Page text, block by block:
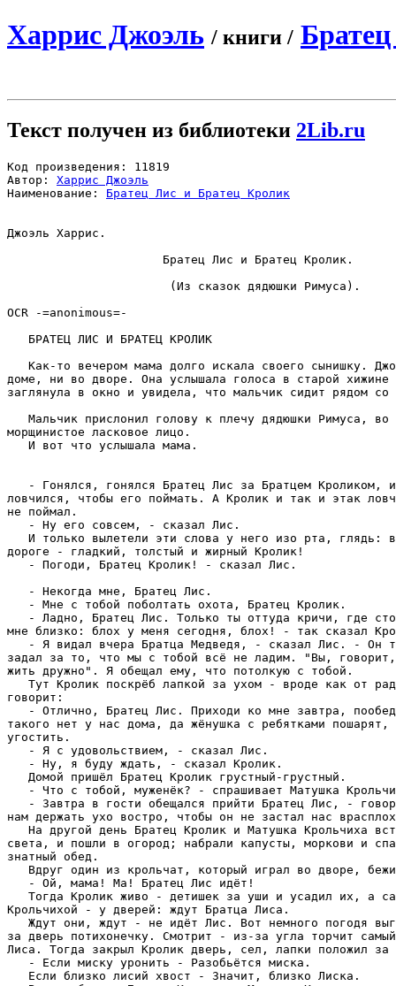
Харрис Джоэль / книги /
Текст получен из библиотеки 2Lib.ru
Код произведения: 11819
Автор: Харрис Джоэль
Наименование: Братец Лис и Братец Кролик